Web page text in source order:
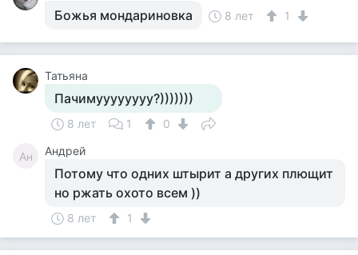
Божья мондариновка 8 лет 1
Татьяна
Пачимуууууууу?)))))))
8 лет 1 0
Ан Андрей
Потому что одних штырит а других плющит
но ржать охото всем ))
8 лет 1